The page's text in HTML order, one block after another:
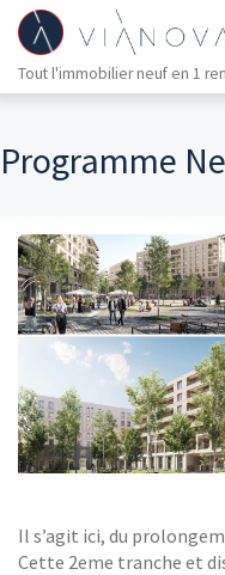
Tout l'immobilier neuf en 1
Programme
Il s’agit ici, du
Cette 2eme tranche et